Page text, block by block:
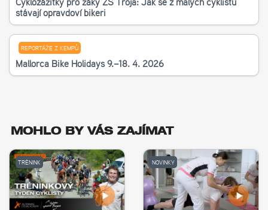
stávají opravdoví bikeři
REPORTÁŽE Z KEMPŮ
Mallorca Bike Holidays 9.–18. 4. 2026
MOHLO BY VÁS ZAJÍMAT
TRÉNINK NOVINKY